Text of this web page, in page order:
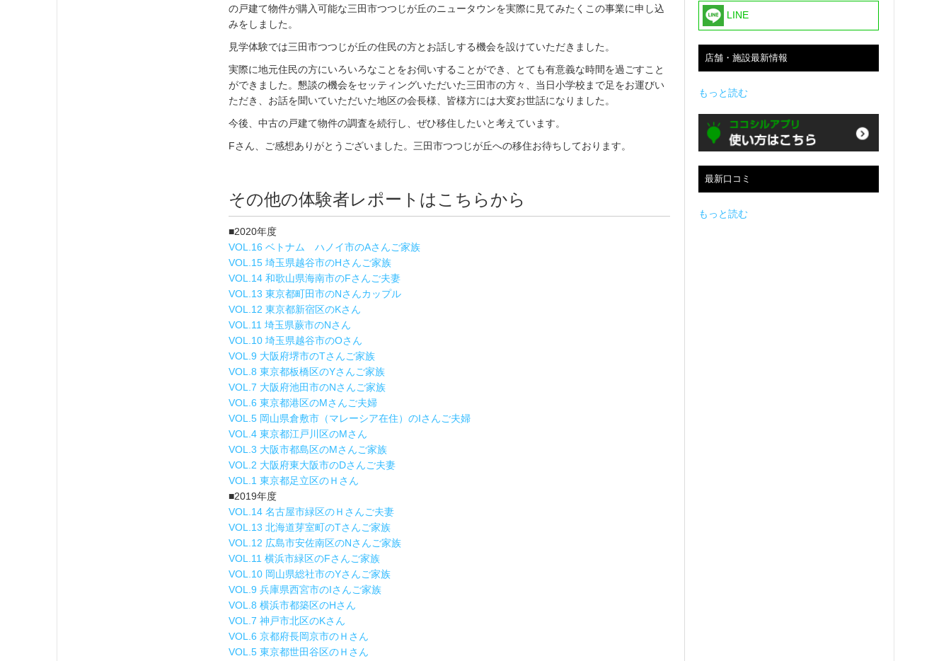
の戸建て物件が購入可能な三田市つつじが丘のニュータウンを実際に見てみたくこの事業に申し込
みをしました。
見学体験では三田市つつじが丘の住民の方とお話しする機会を設けていただきました。
実際に地元住民の方にいろいろなことをお伺いすることができ、とても有意義な時間を過ごすこと
ができました。懇談の機会をセッティングいただいた三田市の方々、当日小学校まで足をお運びい
ただき、お話を聞いていただいた地区の会長様、皆様方には大変お世話になりました。
今後、中古の戸建て物件の調査を続行し、ぜひ移住したいと考えています。
Fさん、ご感想ありがとうございました。三田市つつじが丘への移住お待ちしております。
その他の体験者レポートはこちらから
■2020年度
VOL.16 ベトナム ハノイ市のAさんご家族
VOL.15 埼玉県越谷市のHさんご家族
VOL.14 和歌山県海南市のFさんご夫妻
VOL.13 東京都町田市のNさんカップル
VOL.12 東京都新宿区のKさん
VOL.11 埼玉県蕨市のNさん
VOL.10 埼玉県越谷市のOさん
VOL.9 大阪府堺市のTさんご家族
VOL.8 東京都板橋区のYさんご家族
VOL.7 大阪府池田市のNさんご家族
VOL.6 東京都港区のMさんご夫婦
VOL.5 岡山県倉敷市（マレーシア在住）のIさんご夫婦
VOL.4 東京都江戸川区のMさん
VOL.3 大阪市都島区のMさんご家族
VOL.2 大阪府東大阪市のDさんご夫妻
VOL.1 東京都足立区のＨさん
■2019年度
VOL.14 名古屋市緑区のＨさんご夫妻
VOL.13 北海道芽室町のTさんご家族
VOL.12 広島市安佐南区のNさんご家族
VOL.11 横浜市緑区のFさんご家族
VOL.10 岡山県総社市のYさんご家族
VOL.9 兵庫県西宮市のIさんご家族
VOL.8 横浜市都築区のHさん
VOL.7 神戸市北区のKさん
VOL.6 京都府長岡京市のＨさん
VOL.5 東京都世田谷区のＨさん
LINE
店舗・施設最新情報
もっと読む
最新口コミ
もっと読む